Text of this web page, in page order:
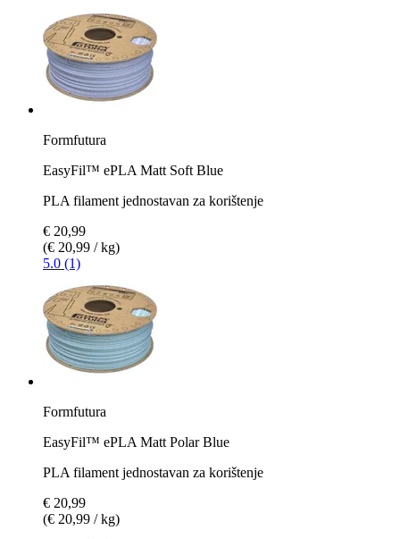
Formfutura
EasyFil™ ePLA Matt Soft Blue
PLA filament jednostavan za korištenje
€ 20,99
(€ 20,99 / kg)
5.0 (1)
Formfutura
EasyFil™ ePLA Matt Polar Blue
PLA filament jednostavan za korištenje
€ 20,99
(€ 20,99 / kg)